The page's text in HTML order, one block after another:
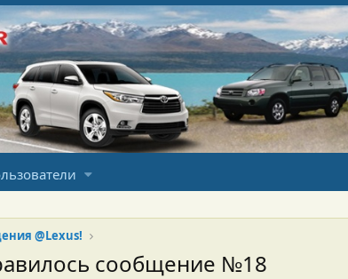
@Lexus!
сообщение №18